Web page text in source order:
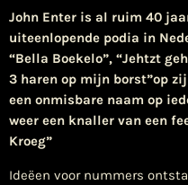
John Enter is al ruim 40
uiteenlopende podia in
“Bella Boekelo”, “Jehtzt
3 haren op mijn borst”op
een onmisbare naam op
weer een knaller van een
Kroeg”
Ideëen voor nummers